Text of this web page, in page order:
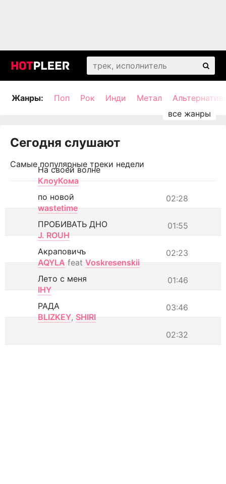
Жанры: Поп Рок Инди Метал
Сегодня слушают
Самые популярные треки недели
На своей волне
КлоуКома
02:28
по новой
wastetime
01:55
ПРОБИВАТЬ ДНО
J. ROUH
02:23
Акраповичъ
AQYLA feat Voskresenskii
01:46
Лето с меня
IHY
03:46
РАДА
BLIZKEY, SHIRI
02:32